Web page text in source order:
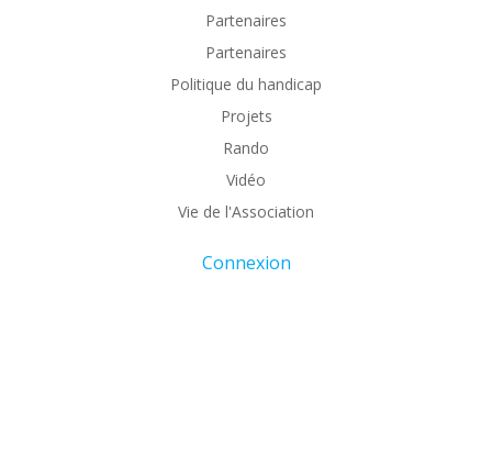
Partenaires
Partenaires
Politique du handicap
Projets
Rando
Vidéo
Vie de l'Association
Connexion